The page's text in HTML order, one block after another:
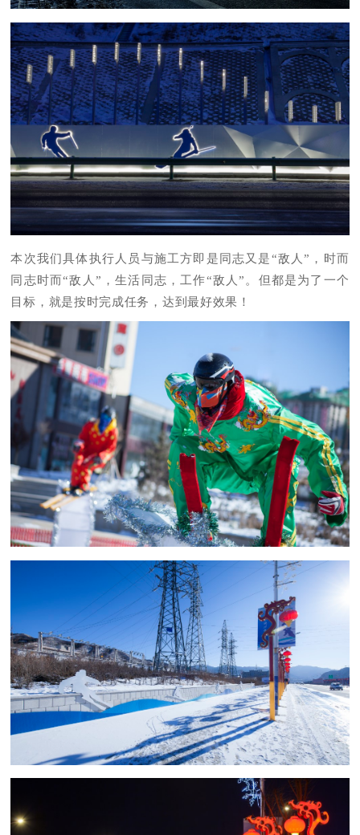
本次我们具体执行人员与施工方即是同志又是“敌人”，时而
同志时而“敌人”，生活同志，工作“敌人”。但都是为了一个
目标，就是按时完成任务，达到最好效果！